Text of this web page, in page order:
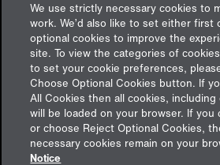
Modernisierung
des
Versicherungsteuergesetzes
Feedback
We use strictly necessary cookies to
work. We’d also like to set either first
optional cookies to improve the
site. To view the categories of
to set your cookie preferences,
Choose Optional Cookies button. If
All Cookies then all cookies,
will be loaded on your browser. If you
or choose Reject Optional Cookies,
necessary cookies remain on your
Notice